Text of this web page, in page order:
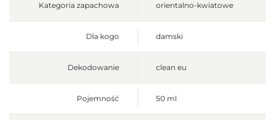
Kategoria zapachowa orientalno-kwiatowe
Dla kogo damski
Dekodowanie clean eu
Pojemność 50 ml